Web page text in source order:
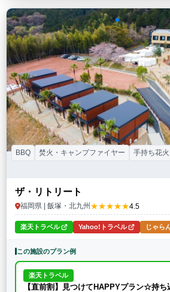
ザ・リトリート
福岡県 | 飯塚・北九州 ★★★★★4.5
BBQ 焚火・キャンプファイヤー 手持ち花火
楽天トラベル Yahoo!トラベル じゃら
この施設のプラン例
楽天トラベル
【直前割】見つけてHAPPYプラン☆持ち